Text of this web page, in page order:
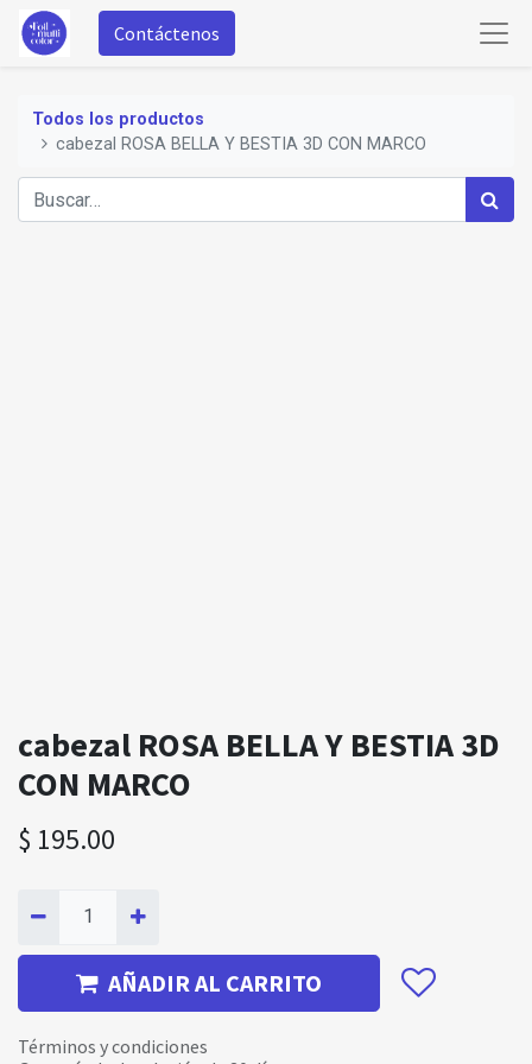
Contáctenos
Todos los productos
cabezal ROSA BELLA Y BESTIA 3D CON MARCO
cabezal ROSA BELLA Y BESTIA 3D
CON MARCO
$ 195.00
AÑADIR AL CARRITO
Términos y condiciones